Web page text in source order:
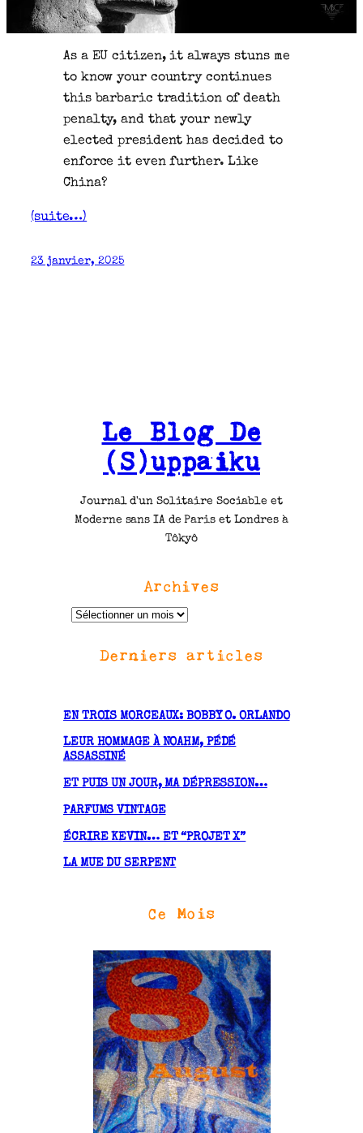
As a EU citizen, it always stuns me
to know your country continues
this barbaric tradition of death
penalty, and that your newly
elected president has decided to
enforce it even further. Like
China?
(suite…)
23 janvier, 2025
Le Blog De
(S)uppaiku
Journal d'un Solitaire Sociable et
Moderne sans IA de Paris et Londres à
Tôkyô
Archives
A
v
s
Derniers articles
EN TROIS MORCEAUX: BOBBY O. ORLANDO
LEUR HOMMAGE À NOAHM, PÉDÉ
ASSASSINÉ
ET PUIS UN JOUR, MA DÉPRESSION…
PARFUMS VINTAGE
ÉCRIRE KEVIN… ET “PROJET X”
LA MUE DU SERPENT
Ce Mois